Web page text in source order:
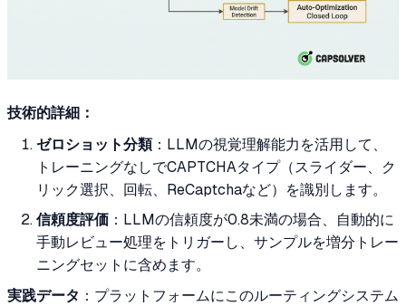
技術的詳細：
ゼロショット分類：LLMの視覚理解能力を活用して、
トレーニングなしでCAPTCHAタイプ（スライダー、ク
リック選択、回転、ReCaptchaなど）を識別します。
信頼度評価 ：LLMの信頼度が0.8未満の場合、自動的に
手動レビュー処理をトリガーし、サンプルを増分トレー
ニングセットに含めます。
実践データ ：プラットフォームにこのルーティングシステム